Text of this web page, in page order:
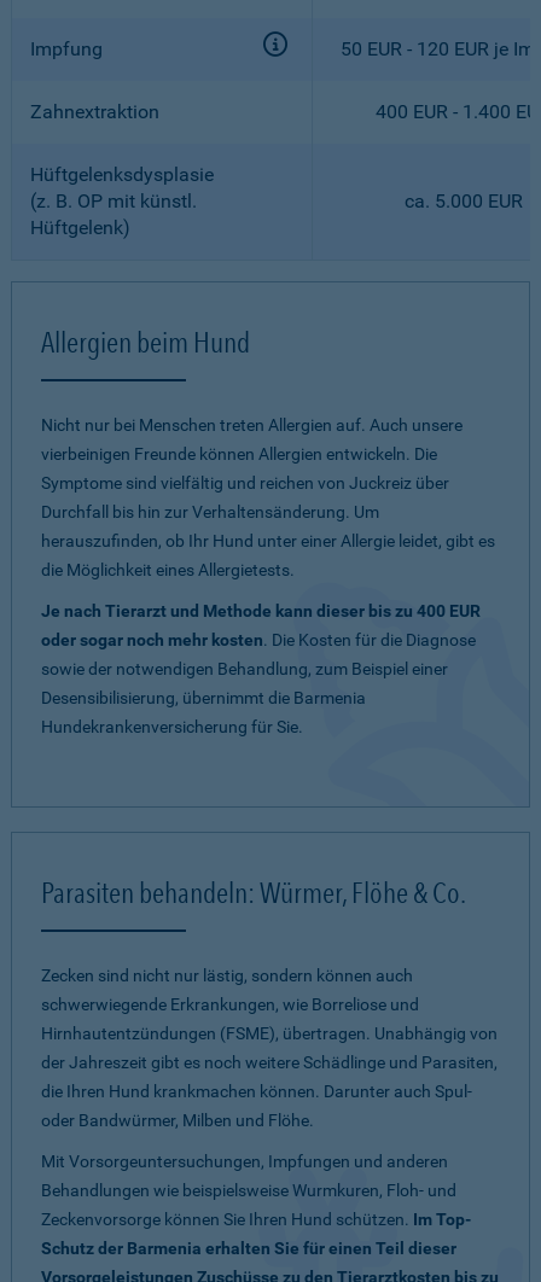
Impfung 50 EUR - 120 EUR je
Zahnextraktion 400 EUR - 1.400
Hüftgelenksdysplasie
(z. B. OP mit künstl.
Hüftgelenk)
ca. 5.000 EUR
Allergien beim Hund
Nicht nur bei Menschen treten Allergien auf. Auch unsere
vierbeinigen Freunde können Allergien entwickeln. Die
Symptome sind vielfältig und reichen von Juckreiz über
Durchfall bis hin zur Verhaltensänderung. Um
herauszufinden, ob Ihr Hund unter einer Allergie leidet, gibt es
die Möglichkeit eines Allergietests.
Je nach Tierarzt und Methode kann dieser bis zu 400 EUR
oder sogar noch mehr kosten. Die Kosten für die Diagnose
sowie der notwendigen Behandlung, zum Beispiel einer
Desensibilisierung, übernimmt die Barmenia
Hundekrankenversicherung für Sie.
Parasiten behandeln: Würmer, Flöhe & Co.
Zecken sind nicht nur lästig, sondern können auch
schwerwiegende Erkrankungen, wie Borreliose und
Hirnhautentzündungen (FSME), übertragen. Unabhängig von
der Jahreszeit gibt es noch weitere Schädlinge und Parasiten,
die Ihren Hund krankmachen können. Darunter auch Spul-
oder Bandwürmer, Milben und Flöhe.
Mit Vorsorgeuntersuchungen, Impfungen und anderen
Behandlungen wie beispielsweise Wurmkuren, Floh- und
Zeckenvorsorge können Sie Ihren Hund schützen. Im Top-
Schutz der Barmenia erhalten Sie für einen Teil dieser
Vorsorgeleistungen Zuschüsse zu den Tierarztkosten bis zu